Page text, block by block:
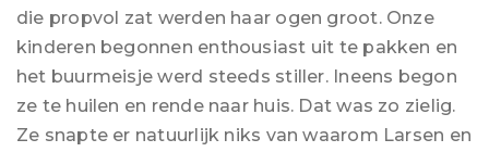
die propvol zat werden haar ogen groot. Onze
kinderen begonnen enthousiast uit te pakken en
het buurmeisje werd steeds stiller. Ineens begon
ze te huilen en rende naar huis. Dat was zo zielig.
Ze snapte er natuurlijk niks van waarom Larsen en